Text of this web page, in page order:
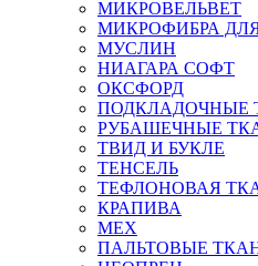
МИКРОВЕЛЬВЕТ
МИКРОФИБРА
МУСЛИН
НИАГАРА СОФТ
ОКСФОРД
ПОДКЛАДОЧНЫЕ
РУБАШЕЧНЫЕ
ТВИД И БУКЛЕ
ТЕНСЕЛЬ
ТЕФЛОНОВАЯ
КРАПИВА
МЕХ
ПАЛЬТОВЫЕ